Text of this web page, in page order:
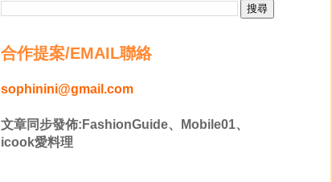
合作提案/EMAIL聯絡
sophinini@gmail.com
文章同步發佈:FashionGuide、Mobile01、
icook愛料理